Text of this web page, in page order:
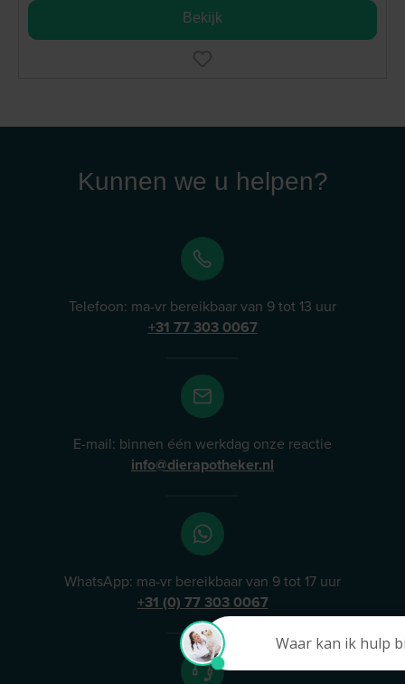
Bekijk
Kunnen we u helpen?
Telefoon: ma-vr bereikbaar van 9 tot 13 uur
+31 77 303 0067
E-mail: binnen één werkdag onze reactie
info@dierapotheker.nl
WhatsApp: ma-vr bereikbaar van 9 tot 17 uur
+31 (0) 77 303 0067